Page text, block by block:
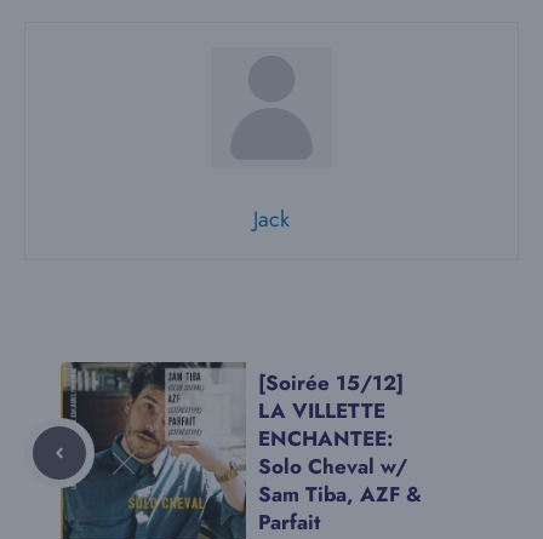
Jack
[Soirée 15/12]
LA VILLETTE
ENCHANTEE:
Solo Cheval w/
Sam Tiba, AZF &
Parfait